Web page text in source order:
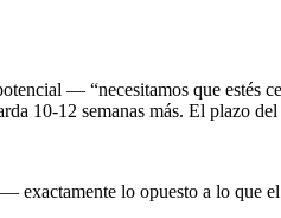
— “necesitamos que estés
10-12 semanas más. El plazo
exactamente lo opuesto a lo que